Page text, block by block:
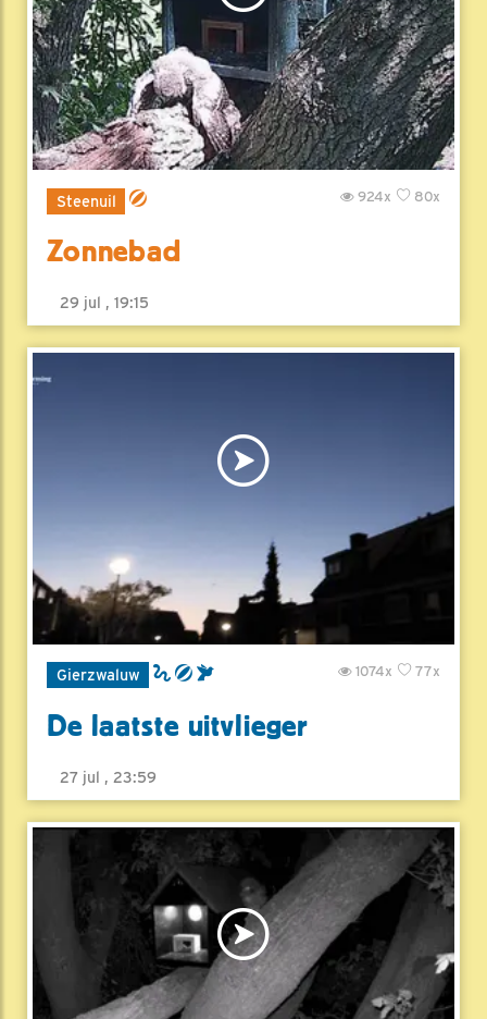
Steenuil 80x
924x
Zonnebad
29 jul , 19:15
Gierzwaluw 77x
1074x
De laatste uitvlieger
27 jul , 23:59